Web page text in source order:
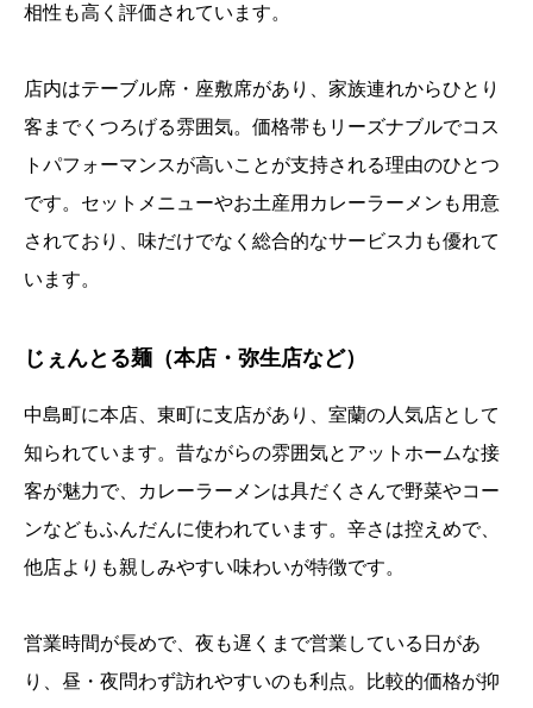
相性も高く評価されています。
店内はテーブル席・座敷席があり、家族連れからひとり
客までくつろげる雰囲気。価格帯もリーズナブルでコス
トパフォーマンスが高いことが支持される理由のひとつ
です。セットメニューやお土産用カレーラーメンも用意
されており、味だけでなく総合的なサービス力も優れて
います。
じぇんとる麺（本店・弥生店など）
中島町に本店、東町に支店があり、室蘭の人気店として
知られています。昔ながらの雰囲気とアットホームな接
客が魅力で、カレーラーメンは具だくさんで野菜やコー
ンなどもふんだんに使われています。辛さは控えめで、
他店よりも親しみやすい味わいが特徴です。
営業時間が長めで、夜も遅くまで営業している日があ
り、昼・夜問わず訪れやすいのも利点。比較的価格が抑